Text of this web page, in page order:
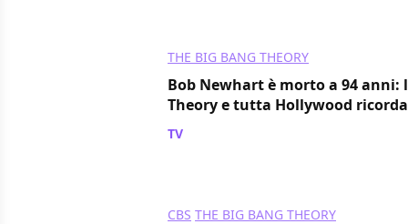
THE BIG BANG THEORY
Bob Newhart è morto a 94 anni:
Theory e tutta Hollywood
TV
CBS THE BIG BANG THEORY